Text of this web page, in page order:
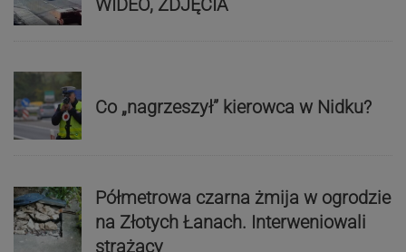
WIDEO, ZDJĘCIA
Co „nagrzeszył” kierowca w Nidku?
Półmetrowa czarna żmija w ogrodzie
na Złotych Łanach. Interweniowali
strażacy